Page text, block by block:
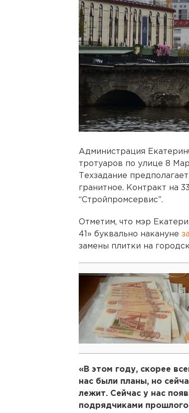
Администрация
тротуаров по улице 8
Техзадание
гранитное. Контракт на
“Стройпромсервис”.
Отметим, что мэр
41» буквально накануне
замены плитки на
«В этом году, скорее
нас были планы, но
лежит. Сейчас у нас
подрядчиками прошлого